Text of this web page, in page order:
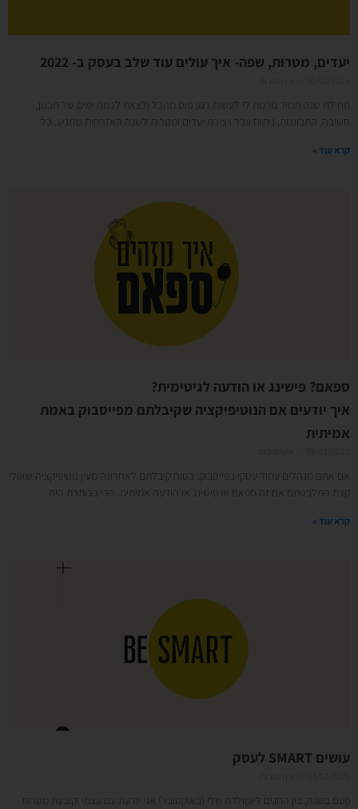
יעדים, מטרות, שפה- איך עולים עוד שלב בעסק ב- 2022
תחילת שנה תמיד גורמת לי לעשות רגע פוס מהכל ולצאת לכמה ימים של תכנון,
חשיבה, התבוננות, ניתוח עבר ויצירת יעדים ומטרות לשנה האזרחית שתגיע. כל
קרא עוד »
ספאם? פישינג או הודעה לגיטימית?
איך יודעים אם הנוטיפיקציה שקיבלתם מפייסבוק באמת
אמיתית
אם אתם מנהלים עמוד עסקי בפייסבוק. בטוח קיבלתם לאחרונה מעין נוטיפיקציה שאולי
קצת התלבטתם אם זה ספאם או פישינג או הודעה אמיתית. הרי בכותרת היה
קרא עוד »
עושים SMART לעסק
פעם בשנה, בין החגים ליומולדת שלי (באוקטובר) אני יודעת עם עצמי וקובעת מטרות